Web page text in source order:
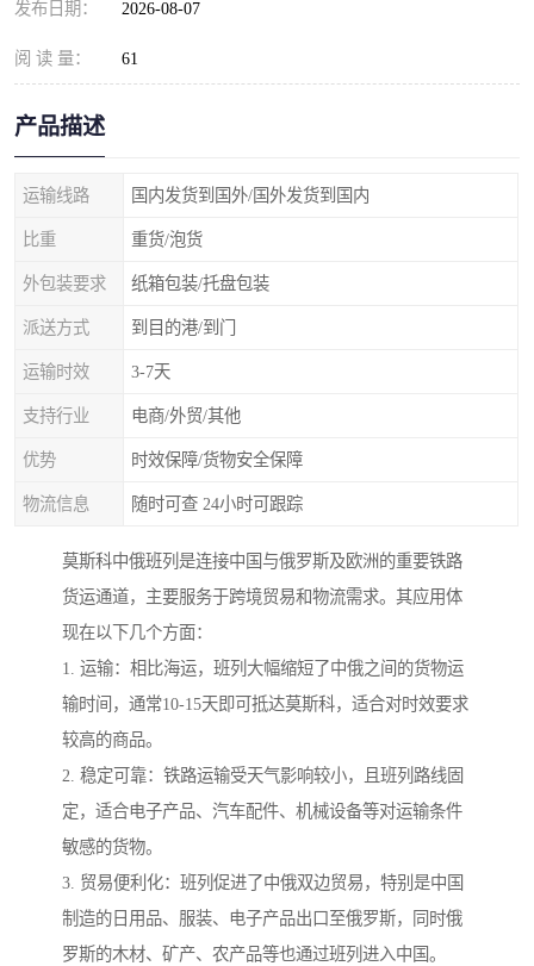
发布日期： 2026-08-07
阅 读 量： 61
产品描述
运输线路 国内发货到国外/国外发货到国内
比重 重货/泡货
外包装要求 纸箱包装/托盘包装
派送方式 到目的港/到门
运输时效 3-7天
支持行业 电商/外贸/其他
优势 时效保障/货物安全保障
物流信息 随时可查 24小时可跟踪
莫斯科中俄班列是连接中国与俄罗斯及欧洲的重要铁路
货运通道，主要服务于跨境贸易和物流需求。其应用体
现在以下几个方面：
1. 运输：相比海运，班列大幅缩短了中俄之间的货物运
输时间，通常10-15天即可抵达莫斯科，适合对时效要求
较高的商品。
2. 稳定可靠：铁路运输受天气影响较小，且班列路线固
定，适合电子产品、汽车配件、机械设备等对运输条件
敏感的货物。
3. 贸易便利化：班列促进了中俄双边贸易，特别是中国
制造的日用品、服装、电子产品出口至俄罗斯，同时俄
罗斯的木材、矿产、农产品等也通过班列进入中国。